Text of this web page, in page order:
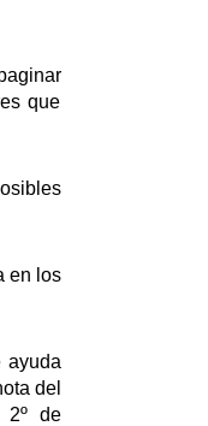
que
en los
ayuda
del
2º de